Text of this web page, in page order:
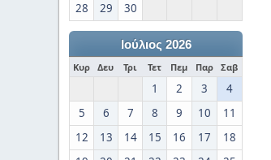
28
29 30
Ιούλιος 2026
Κυρ Δευ Τρι Τετ Πεμ Παρ Σαβ
1 2 3
4
5
6 7 8 9 10
11
12
13 14 15 16 17
18